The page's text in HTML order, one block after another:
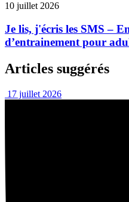
10 juillet 2026
Je lis, j'écris les SMS –
d’entrainement pour
Articles suggérés
17 juillet 2026